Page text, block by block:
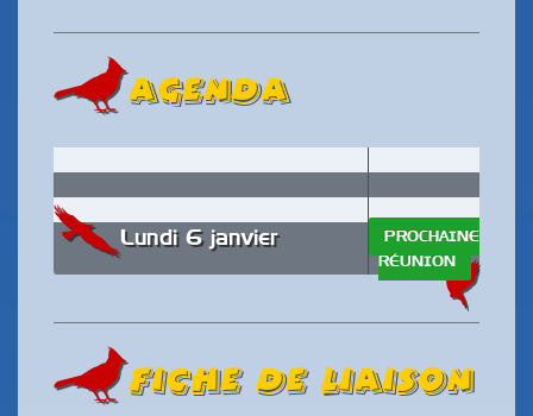
AGENDA
Lundi 6 janvier
PROCHAINE
RÉUNION
Fiche de liaison